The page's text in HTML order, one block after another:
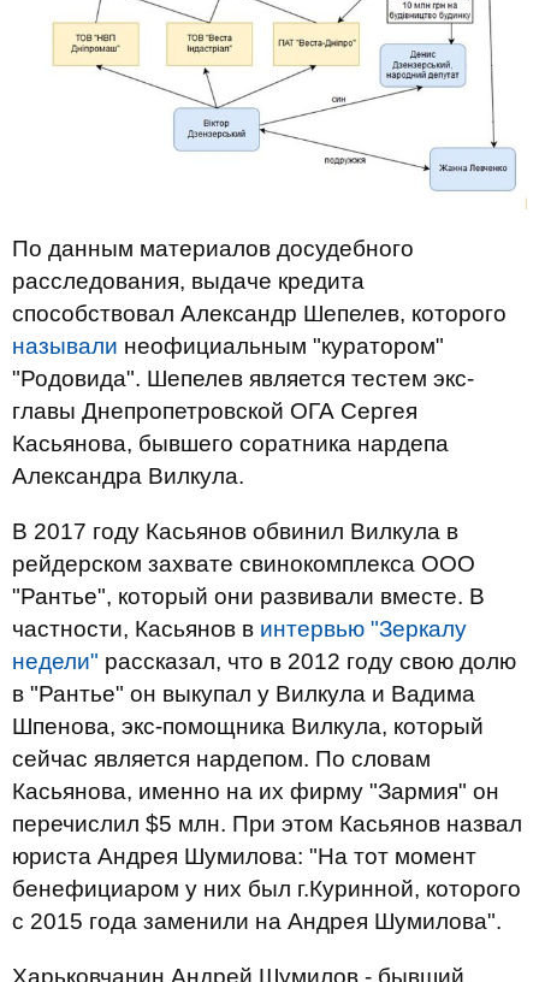
По данным материалов досудебного
расследования, выдаче кредита
способствовал Александр Шепелев, которого
называли неофициальным "куратором"
"Родовида". Шепелев является тестем экс-
главы Днепропетровской ОГА Сергея
Касьянова, бывшего соратника нардепа
Александра Вилкула.
В 2017 году Касьянов обвинил Вилкула в
рейдерском захвате свинокомплекса ООО
"Рантье", который они развивали вместе. В
частности, Касьянов в интервью "Зеркалу
недели" рассказал, что в 2012 году свою долю
в "Рантье" он выкупал у Вилкула и Вадима
Шпенова, экс-помощника Вилкула, который
сейчас является нардепом. По словам
Касьянова, именно на их фирму "Зармия" он
перечислил $5 млн. При этом Касьянов назвал
юриста Андрея Шумилова: "На тот момент
бенефициаром у них был г.Куринной, которого
с 2015 года заменили на Андрея Шумилова".